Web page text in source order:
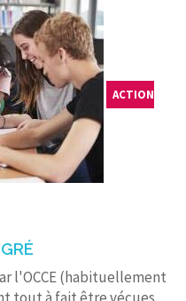
ACTION
l'OCCE (habituellement